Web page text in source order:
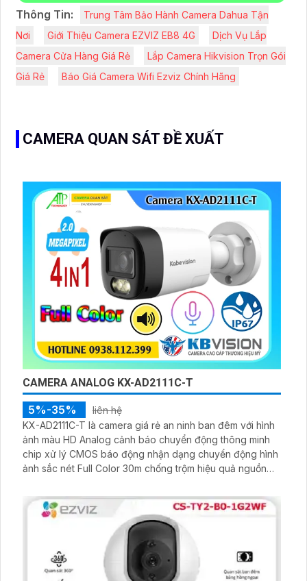
Thông Tin:
Trung Tâm Bảo Hành Camera Dahua Tận
Nơi
Giới Thiệu Camera EZVIZ EB8 4G
Dịch Vụ Lắp
Camera Cửa Hàng Giá Rẻ
Lắp Camera Hikvision Trọn Gói
Giá Rẻ
Báo Giá Camera Wifi Ezviz Chính Hãng
CAMERA QUAN SÁT ĐỀ XUẤT
CAMERA ANALOG KX-AD2111C-T
5%-35%
liên hệ
KX-AD2111C-T là camera giá rẻ an ninh ban đêm với hình
ảnh màu HD Analog cảnh báo chuyển động thông minh
chip xử lý CMOS báo động nhận dạng chuyển động hình
ảnh sắc nét Full Color 30m chống trộm hiệu quả nguồn
tiêu cự cố định 3. 6mm và đầu ghi chức năng xem ban
đêm màu.